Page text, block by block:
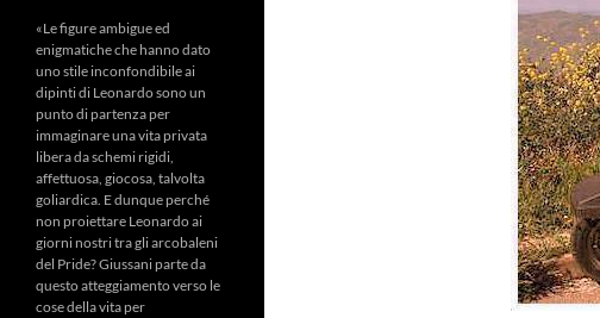
«Le figure ambigue ed
enigmatiche che hanno dato
uno stile inconfondibile ai
dipinti di Leonardo sono un
punto di partenza per
immaginare una vita privata
libera da schemi rigidi,
affettuosa, giocosa, talvolta
goliardica. E dunque perché
non proiettare Leonardo ai
giorni nostri tra gli arcobaleni
del Pride? Giussani parte da
questo atteggiamento verso le
cose della vita per